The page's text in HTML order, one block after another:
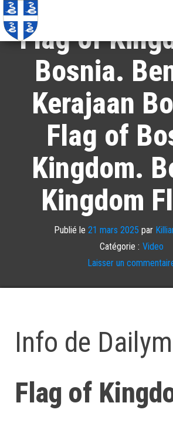
Flag of
Bosnia.
Kerajaan
Flag of
Kingdom.
Kingdom
Publié le 21 mars 2025 par
Catégorie : Video
Laisser un
Info de
Flag of